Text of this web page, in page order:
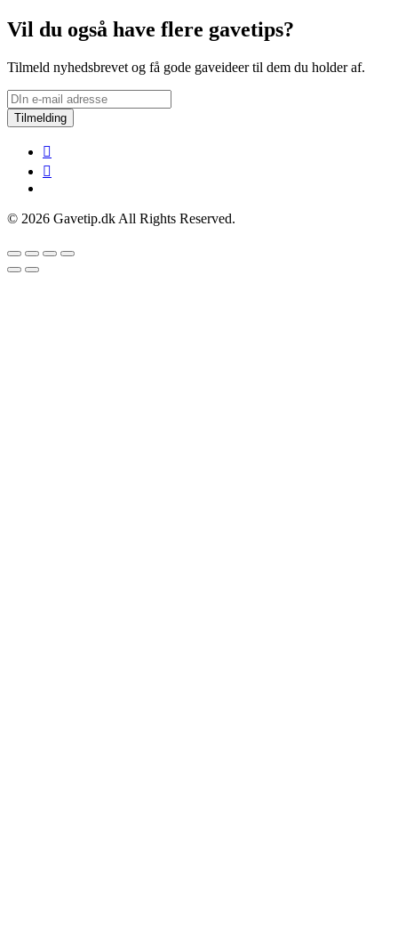
Vil du også have flere gavetips?
Tilmeld nyhedsbrevet og få gode gaveideer til dem du holder af.
Tilmelding
© 2026 Gavetip.dk All Rights Reserved.